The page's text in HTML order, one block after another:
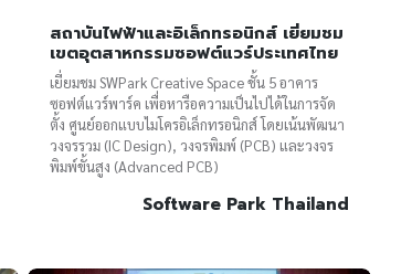
สถาบันไฟฟ้าและอิเล็กทรอนิกส์ เยี่ยมชม
เขตอุตสาหกรรมซอฟต์แวร์ประเทศไทย
เยี่ยมชม SWPark Creative Space ชั้น 5 อาคาร
ซอฟต์แวร์พาร์ค เพื่อหารือความเป็นไปได้ในการจัด
ตั้ง ศูนย์ออกแบบไมโครอิเล็กทรอนิกส์ โดยเน้นพัฒนา
วงจรรวม (IC Design), วงจรพิมพ์ (PCB) และวงจร
พิมพ์ขั้นสูง (Advanced PCB)
Software Park Thailand